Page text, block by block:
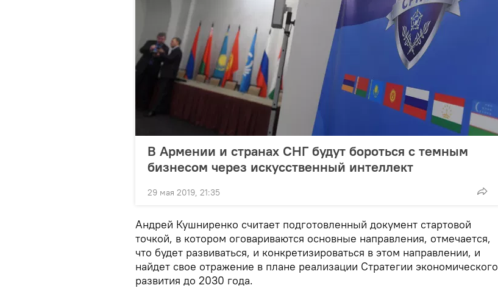
В Армении и странах СНГ будут бороться с темным
бизнесом через искусственный интеллект
29 мая 2019, 21:35
Андрей Кушниренко считает подготовленный документ стартовой
точкой, в котором оговариваются основные направления, отмечается,
что будет развиваться, и конкретизироваться в этом направлении, и
найдет свое отражение в плане реализации Стратегии экономического
развития до 2030 года.